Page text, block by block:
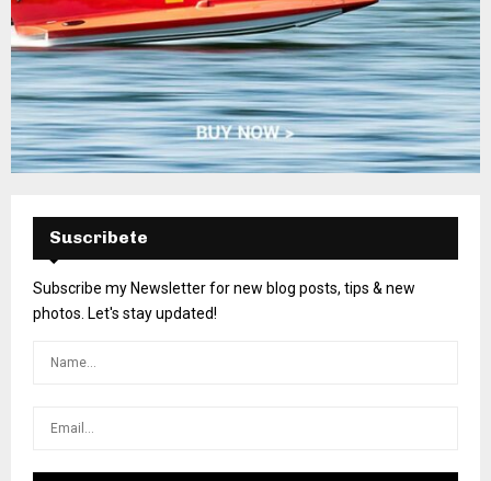
Suscribete
Subscribe my Newsletter for new blog posts, tips & new
photos. Let's stay updated!